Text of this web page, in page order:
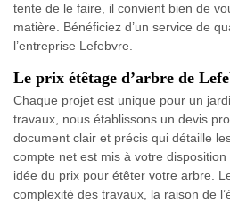
tente de le faire, il convient bien de
matière. Bénéficiez d’un service de
l’entreprise Lefebvre.
Le prix étêtage d’arbre de
Chaque projet est unique pour un
travaux, nous établissons un devis
document clair et précis qui détaille
compte net est mis à votre
idée du prix pour étêter votre arbre.
complexité des travaux, la raison de